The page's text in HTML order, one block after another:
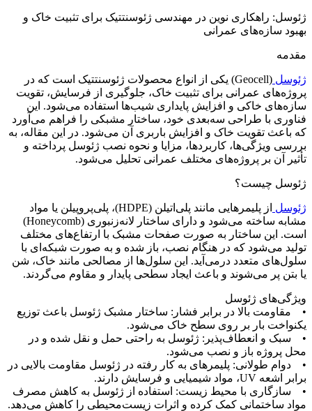
ژئوسل: راهکاری نوین در مهندسی ژئوسنتتیک برای تثبیت خاک و
بهبود سازه‌های عمرانی
مقدمه
ژئوسل
(Geocell) یکی از انواع محصولات ژئوسنتتیک است که در
پروژه‌های عمرانی برای تثبیت خاک، جلوگیری از فرسایش، تقویت
سازه‌های خاکی و افزایش پایداری شیب‌ها استفاده می‌شود. این
فناوری با طراحی سه‌بعدی خود، ساختار مشبکی را فراهم می‌آورد
که باعث تقویت خاک و افزایش باربری آن می‌شود. در این مقاله، به
بررسی ویژگی‌ها، کاربردها، مزایا و نحوه نصب ژئوسل پرداخته و
تأثیر آن بر پروژه‌های مختلف عمرانی تحلیل می‌شود.
ژئوسل چیست؟
ژئوسل
از پلیمرهایی مانند پلی‌اتیلن (HDPE)، پلی‌پروپیلن یا مواد
مشابه ساخته می‌شود و دارای ساختار لانه‌زنبوری (Honeycomb)
است. این ساختار به صورت صفحات مشبک با ارتفاع‌های مختلف
تولید می‌شود که در هنگام نصب، باز شده و به صورت شبکه‌ای با
سلول‌های متعدد درمی‌آید. این سلول‌ها از مصالحی مانند خاک، شن
یا بتن پر می‌شوند و باعث ایجاد سطحی پایدار و مقاوم می‌گردند.
ویژگی‌های ژئوسل
• مقاومت بالا در برابر فشار: ساختار مشبک ژئوسل باعث توزیع
یکنواخت بار بر روی سطح خاک می‌شود.
• سبک و انعطاف‌پذیر: ژئوسل به راحتی حمل و نقل شده و در
محل پروژه باز و نصب می‌شود.
• دوام طولانی: پلیمرهای به کار رفته در ژئوسل مقاومت بالایی در
برابر اشعه UV، مواد شیمیایی و فرسایش دارند.
• سازگاری با محیط زیست: استفاده از ژئوسل به کاهش مصرف
مواد ساختمانی کمک کرده و اثرات زیست‌محیطی را کاهش می‌دهد.